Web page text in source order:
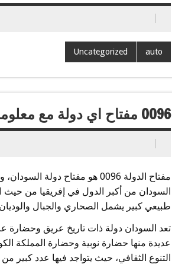
auto
Uncategorized
0096 مفتاح اي دولة مع معلومات عنها
مفتاح الدولة 0096 هو مفتاح
طبيعي كبير يشمل الصحاري والجبال والوديان
تعد السودان دولة ذات تاريخ عريق وحضارة
عديدة منها حضارة نوبية وحضارة المملكة
التنوع الثقافي، حيث يتواجد فيها عدد كبير من